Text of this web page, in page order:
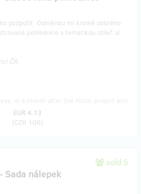
podpořit. Odměnou mi kromě dobrého
pohlednice s tematikou obleč si
ČR.
EUR 4.13
(CZK 100)
sold 5
Sada nálepek